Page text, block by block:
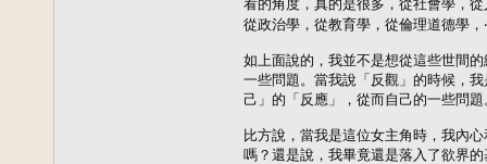
看的角度，真的是很多，從社會學，
從政治學，從教育學，從倫理道德學，
如上面說的，我並不是想從這些世間
一些問題。當我說「反觀」的時候，
己」的「反應」，從而自己的一些問題
比方說，當我是這位女主角時，我內
嗎？還是說，我畢竟還是落入了欲界